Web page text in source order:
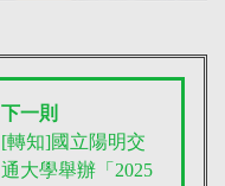
下一則
[轉知]國立陽明交
通大學舉辦「2025